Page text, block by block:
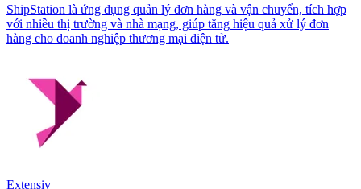
ShipStation là ứng dụng quản lý đơn hàng và vận chuyển, tích hợp
với nhiều thị trường và nhà mạng, giúp tăng hiệu quả xử lý đơn
hàng cho doanh nghiệp thương mại điện tử.
Extensiv